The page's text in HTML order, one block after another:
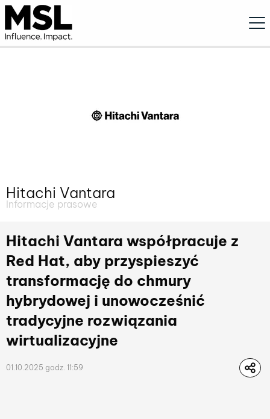
Hitachi Vantara
Informacje prasowe
Hitachi Vantara współpracuje z
Red Hat, aby przyspieszyć
transformację do chmury
hybrydowej i unowocześnić
tradycyjne rozwiązania
wirtualizacyjne
01.10.2025 godz. 11:59